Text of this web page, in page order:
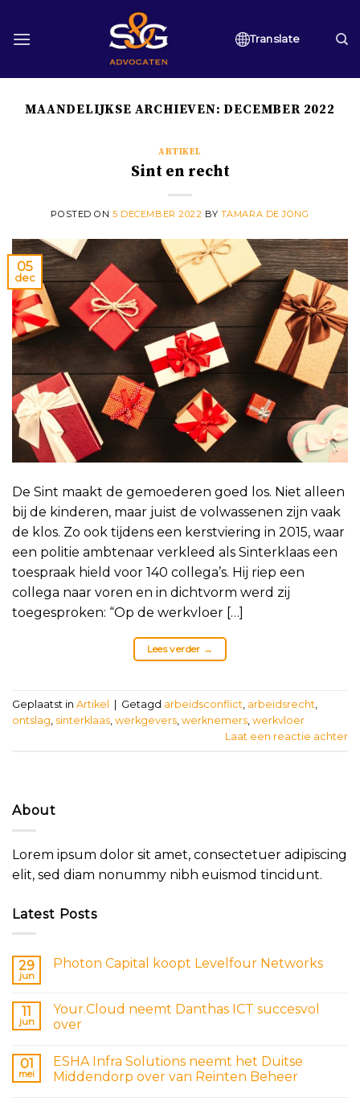
content
Translate
MAANDELIJKSE ARCHIEVEN:DECEMBER 2022
ARTIKEL
Sint en recht
POSTED ON5 DECEMBER 2022 BY TAMARA DE JONG
05
dec
De Sint maakt de gemoederen goed los. Niet alleen
bij de kinderen, maar juist de volwassenen zijn vaak
de klos. Zo ook tijdens een kerstviering in 2015, waar
een politie ambtenaar verkleed als Sinterklaas een
toespraak hield voor 140 collega’s. Hij riep een
collega naar voren en in dichtvorm werd zij
toegesproken: “Op de werkvloer […]
Lees verder →
Geplaatst in Artikel | Getagd arbeidsconflict arbeidsrecht
ontslag sinterklaas werkgevers werknemers werkvloer
Laat een reactie achter
About
Lorem ipsum dolor sit amet, consectetuer adipiscing
elit, sed diam nonummy nibh euismod tincidunt.
Latest Posts
29
jun
Photon Capital koopt Levelfour Networks
11
jun
Your.Cloud neemt Danthas ICT succesvol
over
01
mei
ESHA Infra Solutions neemt het Duitse
Middendorp over van Reinten Beheer